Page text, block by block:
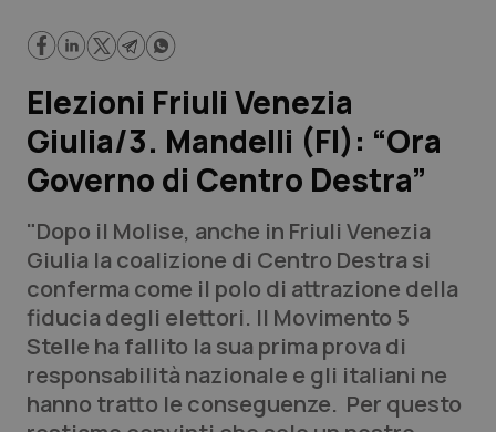
Regioni e Asl
Lavoro e Professioni
Scienza e Farmaci
Studi e Analisi
Lettere al direttore
Edizioni Regionali
QS Pro
Elezioni Friuli Venezia
Giulia/3. Mandelli (FI): “Ora
Governo di Centro Destra”
"Dopo il Molise, anche in Friuli Venezia
Giulia la coalizione di Centro Destra si
conferma come il polo di attrazione della
fiducia degli elettori. Il Movimento 5
Stelle ha fallito la sua prima prova di
responsabilità nazionale e gli italiani ne
hanno tratto le conseguenze. Per questo